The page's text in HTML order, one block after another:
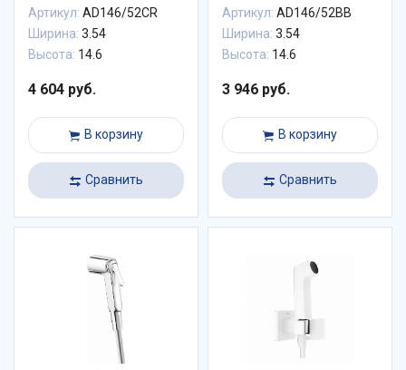
Артикул: AD146/52CR
Ширина: 3.54
Высота: 14.6
4 604 руб.
В корзину
Сравнить
Артикул: AD146/52BB
Ширина: 3.54
Высота: 14.6
3 946 руб.
В корзину
Сравнить